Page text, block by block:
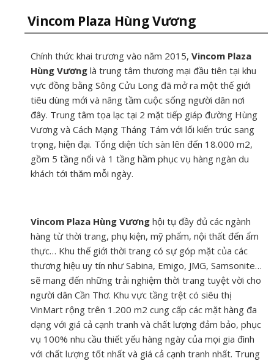
Vincom Plaza Hùng Vương
Chính thức khai trương vào năm 2015, Vincom Plaza
Hùng Vương là trung tâm thương mại đầu tiên tại khu
vực đồng bằng Sông Cửu Long đã mở ra một thế giới
tiêu dùng mới và nâng tầm cuộc sống người dân nơi
đây. Trung tâm tọa lạc tại 2 mặt tiếp giáp đường Hùng
Vương và Cách Mạng Tháng Tám với lối kiến trúc sang
trọng, hiện đại. Tổng diện tích sàn lên đến 18.000 m2,
gồm 5 tầng nổi và 1 tầng hầm phục vụ hàng ngàn du
khách tới thăm mỗi ngày.
Vincom Plaza Hùng Vương hội tụ đầy đủ các ngành
hàng từ thời trang, phụ kiện, mỹ phẩm, nội thất đến ẩm
thực… Khu thế giới thời trang có sự góp mặt của các
thương hiệu uy tín như Sabina, Emigo, JMG, Samsonite…
sẽ mang đến những trải nghiệm thời trang tuyệt vời cho
người dân Cần Thơ. Khu vực tầng trệt có siêu thị
VinMart rộng trên 1.200 m2 cung cấp các mặt hàng đa
dạng với giá cả cạnh tranh và chất lượng đảm bảo, phục
vụ 100% nhu cầu thiết yếu hàng ngày của mọi gia đình
với chất lượng tốt nhất và giá cả cạnh tranh nhất. Trung